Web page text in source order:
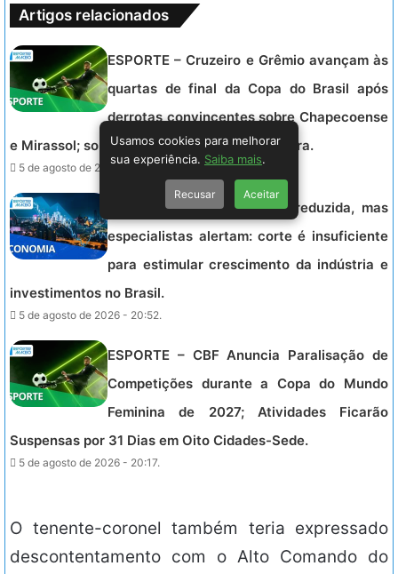
Artigos relacionados
ESPORTE – Cruzeiro e Grêmio avançam às
quartas de final da Copa do Brasil após
derrotas convincentes sobre Chapecoense
e Mirassol; sorteio será na próxima terça-feira.
5 de agosto de 2026 - 21:54.
ECONOMIA – Taxa Selic é reduzida, mas
especialistas alertam: corte é insuficiente
para estimular crescimento da indústria e
investimentos no Brasil.
5 de agosto de 2026 - 20:52.
ESPORTE – CBF Anuncia Paralisação de
Competições durante a Copa do Mundo
Feminina de 2027; Atividades Ficarão
Suspensas por 31 Dias em Oito Cidades-Sede.
5 de agosto de 2026 - 20:17.
O tenente-coronel também teria expressado
descontentamento com o Alto Comando do
Usamos cookies para melhorar
sua experiência. Saiba mais
Recusar Aceitar